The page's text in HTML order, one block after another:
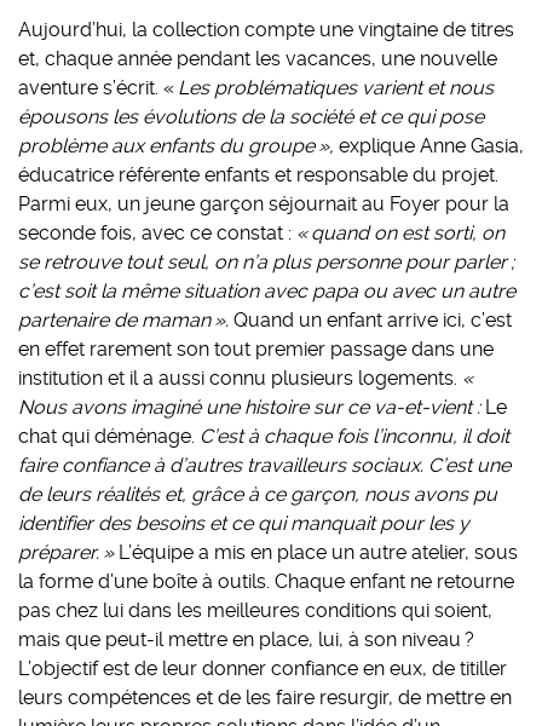
Aujourd’hui, la collection compte une vingtaine de titres
et, chaque année pendant les vacances, une nouvelle
aventure s’écrit. « Les problématiques varient et nous
épousons les évolutions de la société et ce qui pose
problème aux enfants du groupe », explique Anne Gasia,
éducatrice référente enfants et responsable du projet.
Parmi eux, un jeune garçon séjournait au Foyer pour la
seconde fois, avec ce constat : « quand on est sorti, on
se retrouve tout seul, on n’a plus personne pour parler ;
c’est soit la même situation avec papa ou avec un autre
partenaire de maman ». Quand un enfant arrive ici, c’est
en effet rarement son tout premier passage dans une
institution et il a aussi connu plusieurs logements. «
Nous avons imaginé une histoire sur ce va-et-vient : Le
chat qui déménage. C’est à chaque fois l’inconnu, il doit
faire confiance à d’autres travailleurs sociaux. C’est une
de leurs réalités et, grâce à ce garçon, nous avons pu
identifier des besoins et ce qui manquait pour les y
préparer. » L’équipe a mis en place un autre atelier, sous
la forme d’une boîte à outils. Chaque enfant ne retourne
pas chez lui dans les meilleures conditions qui soient,
mais que peut-il mettre en place, lui, à son niveau ?
L’objectif est de leur donner confiance en eux, de titiller
leurs compétences et de les faire resurgir, de mettre en